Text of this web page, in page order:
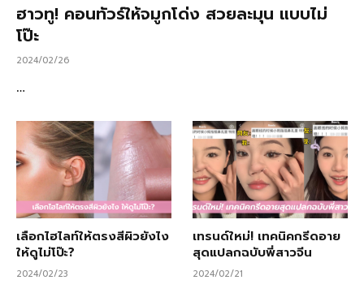
ฮาวทู! คอนทัวร์ให้จมูกโด่ง สวยละมุน แบบไม่
โป๊ะ
2024/02/26
…
เลือกไฮไลท์ให้ตรงสีผิวยังไง
ให้ดูไม่โป๊ะ?
2024/02/23
เทรนด์ใหม่! เทคนิคกรีดอาย
สุดแปลกฉบับพี่สาวจีน
2024/02/21